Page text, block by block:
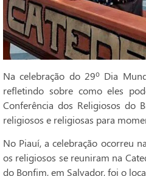
Na celebração do 29º Dia
refletindo sobre como eles
Conferência dos Religiosos do
religiosos e religiosas para
No Piauí, a celebração ocorreu
os religiosos se reuniram na
do Bonfim, em Salvador, foi o